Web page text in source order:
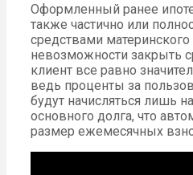
Оформленный ранее
также частично или
средствами материнского
невозможности закрыть
клиент все равно
ведь проценты за
будут начисляться лишь
основного долга, что
размер ежемесячных